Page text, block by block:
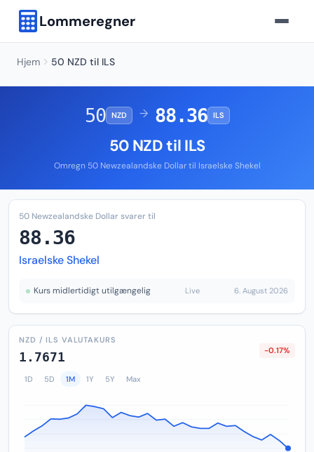
Lommeregner
Hjem 50 NZD til ILS
50 NZD → 88.36 ILS
50 NZD til ILS
Omregn 50 Newzealandske Dollar til Israelske Shekel
50 Newzealandske Dollar svarer til
88.36
Israelske Shekel
Kurs midlertidigt utilgængelig Live 6. August 2026
NZD / ILS VALUTAKURS
1.7671 -0.17%
1D 5D 1M 1Y 5Y Max